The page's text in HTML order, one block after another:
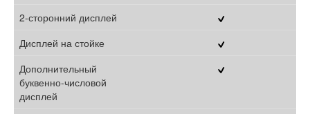
2-сторонний дисплей
Дисплей на стойке
Дополнительный
буквенно-числовой
дисплей